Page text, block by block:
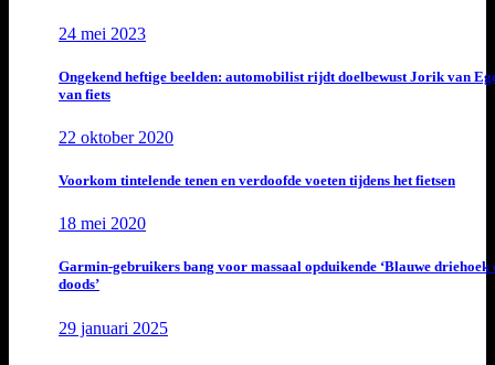
24 mei 2023
Ongekend heftige beelden: automobilist rijdt doelbewust Jorik van
van fiets
22 oktober 2020
Voorkom tintelende tenen en verdoofde voeten tijdens het fietsen
18 mei 2020
Garmin-gebruikers bang voor massaal opduikende ‘Blauwe driehoek
doods’
29 januari 2025